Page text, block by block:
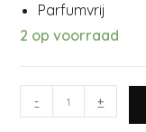
Parfumvrij
2 op voorraad
- +